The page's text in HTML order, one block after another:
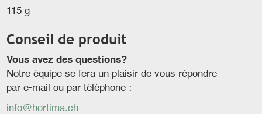
115 g
Conseil de produit
Vous avez des questions?
Notre équipe se fera un plaisir de vous répondre
par e-mail ou par téléphone :
info@hortima.ch